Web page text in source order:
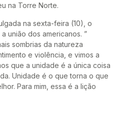
na Torre Norte.
na sexta-feira (10), o
união dos americanos. ”
sombrias da natureza
e violência, e vimos a
que a unidade é a única coisa
Unidade é o que torna o que
Para mim, essa é a lição